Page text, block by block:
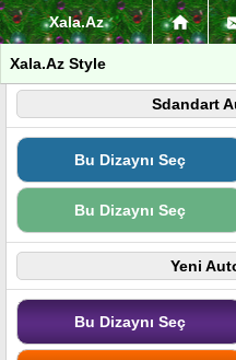
Xala.Az
Xala.Az Style
Sdandart
Bu Dizaynı Seç
Bu Dizaynı Seç
Yeni
Bu Dizaynı Seç